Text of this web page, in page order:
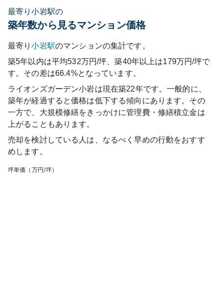
最寄り小岩駅の
築年数から見るマンション価格
最寄り小岩駅のマンションの集計です。
築5年以内は平均532万円/坪、築40年以上は179万円/坪で
す。その差は66.4%となっています。
ライオンズガーデン小岩は現在築22年です。一般的に、
築年が経過すると価格は低下する傾向にあります。その
一方で、大規模修繕をきっかけに管理費・修繕積立金は
上がることもあります。
売却を検討している人は、なるべく早めの行動をおすす
めします。
坪単価（万円/坪）